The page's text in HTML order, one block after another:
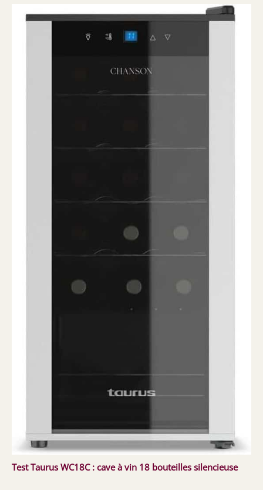
Test Taurus WC18C : cave à vin 18 bouteilles silencieuse